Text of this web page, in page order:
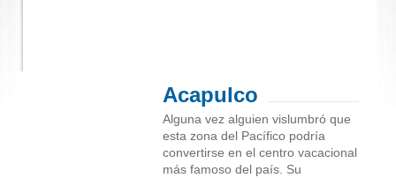
Acapulco
Alguna vez alguien vislumbró que
esta zona del Pacífico podría
convertirse en el centro vacacional
más famoso del país. Su